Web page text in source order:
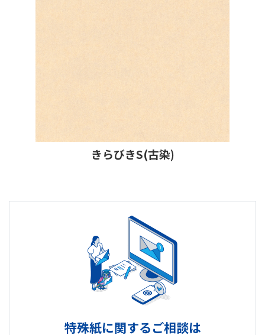
きらびきS(古染)
特殊紙に関するご相談は